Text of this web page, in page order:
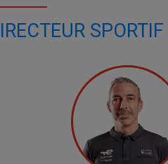
SPORTIF